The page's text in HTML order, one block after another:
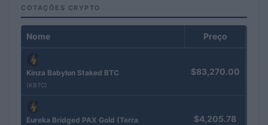
COTAÇÕES CRYPTO
Nome Preço
Kinza Babylon Staked BTC
(KBTC)
$83,270.00
Eureka Bridged PAX Gold (Terra $4,205.78